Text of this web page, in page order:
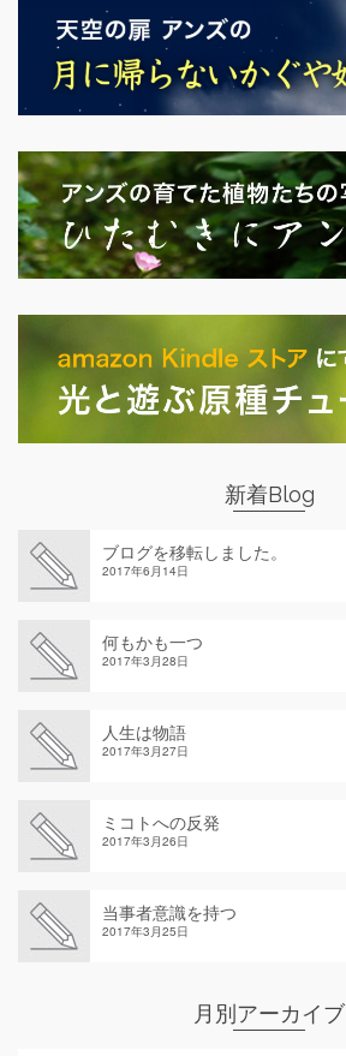
新着Blog
ブログを移転しました。
2017年6月14日
何もかも一つ
2017年3月28日
人生は物語
2017年3月27日
ミコトへの反発
2017年3月26日
当事者意識を持つ
2017年3月25日
月別アーカイブ